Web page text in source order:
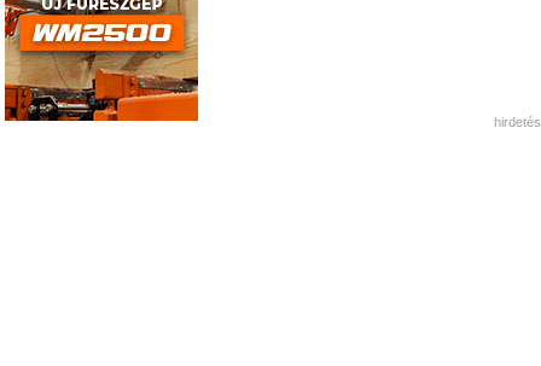
hirdetés